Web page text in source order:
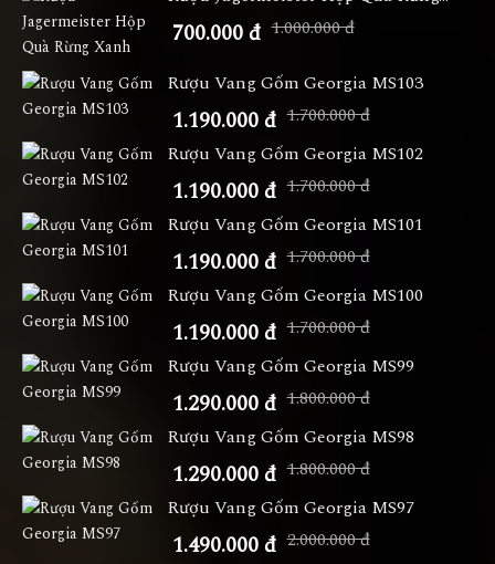
700.000 đ 1.000.000 đ
Rượu Vang Gốm Georgia MS103
1.190.000 đ 1.700.000 đ
Rượu Vang Gốm Georgia MS102
1.190.000 đ 1.700.000 đ
Rượu Vang Gốm Georgia MS101
1.190.000 đ 1.700.000 đ
Rượu Vang Gốm Georgia MS100
1.190.000 đ 1.700.000 đ
Rượu Vang Gốm Georgia MS99
1.290.000 đ 1.800.000 đ
Rượu Vang Gốm Georgia MS98
1.290.000 đ 1.800.000 đ
Rượu Vang Gốm Georgia MS97
1.490.000 đ 2.000.000 đ